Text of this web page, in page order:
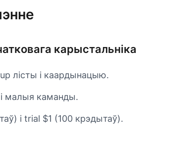
карыстальніка
лісты і каардынацыю.
і малыя каманды.
і trial $1 (100 крэдытаў).